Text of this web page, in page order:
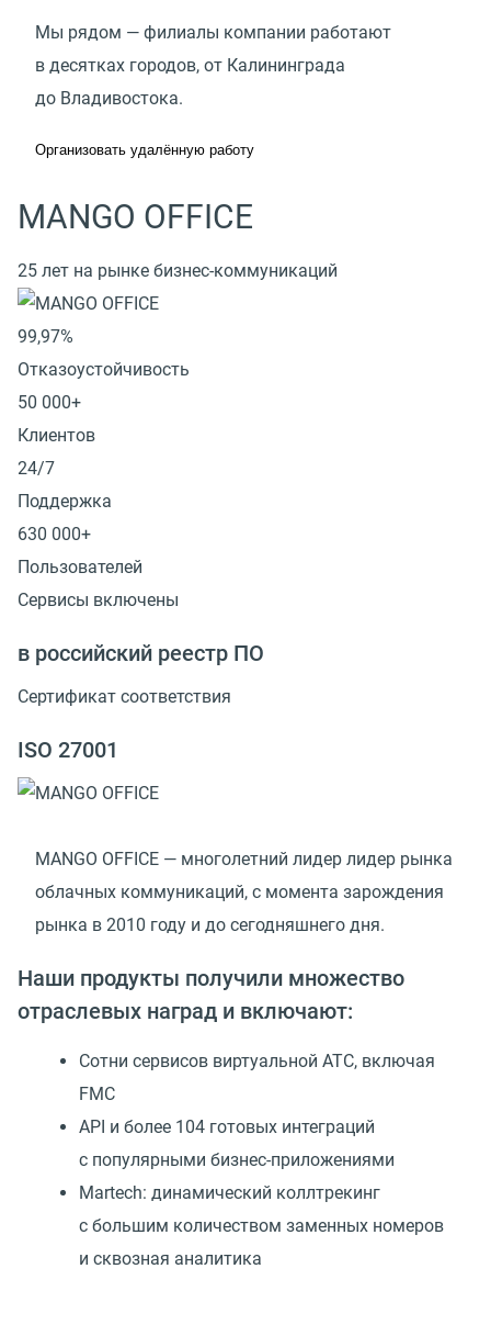
Мы рядом — филиалы компании работают
в десятках городов, от Калининграда
до Владивостока.
Организовать удалённую работу
MANGO OFFICE
25 лет на рынке бизнес-коммуникаций
99,97%
Отказоустойчивость
50 000+
Клиентов
24/7
Поддержка
630 000+
Пользователей
Сервисы включены
в российский реестр ПО
Сертификат соответствия
ISO 27001
MANGO OFFICE — многолетний лидер лидер рынка
облачных коммуникаций, с момента зарождения
рынка в 2010 году и до сегодняшнего дня.
Наши продукты получили множество
отраслевых наград и включают:
Сотни сервисов виртуальной АТС, включая
FMC
API и более 104 готовых интеграций
с популярными бизнес-приложениями
Martech: динамический коллтрекинг
с большим количеством заменных номеров
и сквозная аналитика